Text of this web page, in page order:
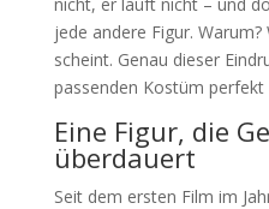
jede andere Figur.
scheint. Genau dieser
passenden Kostüm perfekt
Eine Figur, die
überdauert
Seit dem ersten Film im